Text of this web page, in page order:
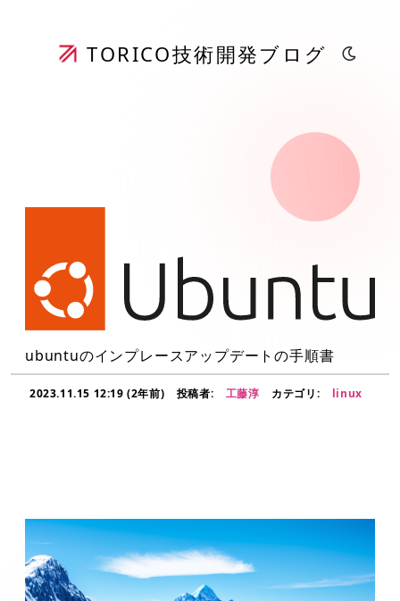
TORICO技術開発ブログ
ubuntuのインプレースアップデートの手順書
2023.11.15 12:19 (2年前) 投稿者: 工藤淳 カテゴリ: linux